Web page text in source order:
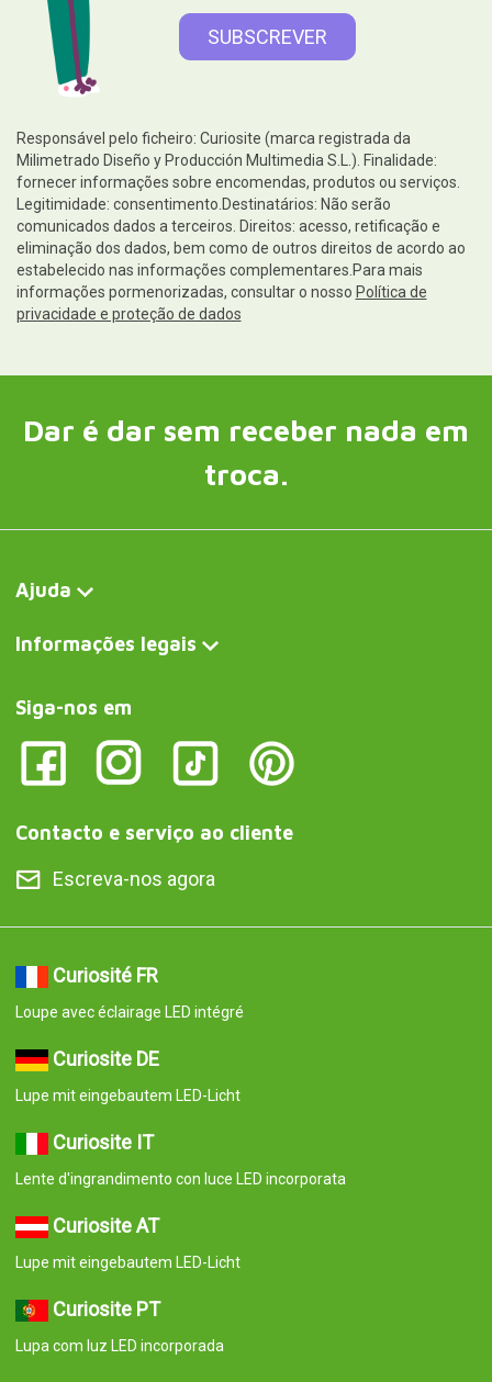
Responsável pelo ficheiro: Curiosite (marca registrada da
Milimetrado Diseño y Producción Multimedia S.L.). Finalidade:
fornecer informações sobre encomendas, produtos ou serviços.
Legitimidade: consentimento.Destinatários: Não serão
comunicados dados a terceiros. Direitos: acesso, retificação e
eliminação dos dados, bem como de outros direitos de acordo ao
estabelecido nas informações complementares.Para mais
informações pormenorizadas, consultar o nosso Política de
privacidade e proteção de dados
Dar é dar sem receber nada em
troca.
Ajuda
Informações legais
Siga-nos em
Contacto e serviço ao cliente
Escreva-nos agora
Curiosité FR
Loupe avec éclairage LED intégré
Curiosite DE
Lupe mit eingebautem LED-Licht
Curiosite IT
Lente d'ingrandimento con luce LED incorporata
Curiosite AT
Lupe mit eingebautem LED-Licht
Curiosite PT
Lupa com luz LED incorporada